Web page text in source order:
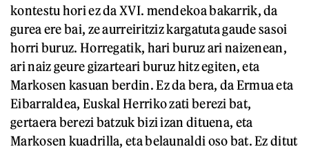
kontestu hori ez da XVI. mendekoa bakarrik, da
gurea ere bai, ze aurreiritziz kargatuta gaude sasoi
horri buruz. Horregatik, hari buruz ari naizenean,
ari naiz geure gizarteari buruz hitz egiten, eta
Markosen kasuan berdin. Ez da bera, da Ermua eta
Eibarraldea, Euskal Herriko zati berezi bat,
gertaera berezi batzuk bizi izan dituena, eta
Markosen kuadrilla, eta belaunaldi oso bat. Ez ditut